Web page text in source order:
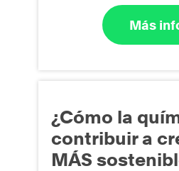
Más
¿Cómo la
contribuir a
MÁS